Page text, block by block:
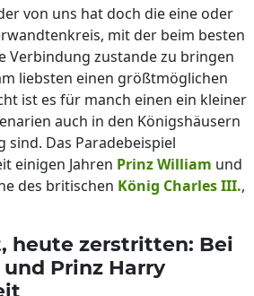
von uns hat doch die eine oder
mit der beim besten
Verbindung zustande zu bringen
liebsten einen größtmöglichen
ist es für manch einen ein kleiner
auch in den Königshäusern
sind. Das Paradebeispiel
einigen Jahren Prinz William und
des britischen König Charles III.,
heute zerstritten: Bei
Prinz Harry